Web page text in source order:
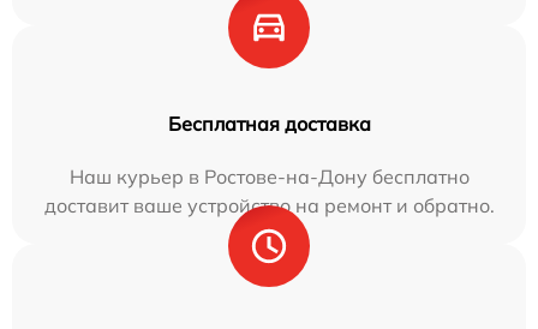
Бесплатная доставка
Наш курьер в Ростове-на-Дону бесплатно
доставит ваше устройство на ремонт и обратно.